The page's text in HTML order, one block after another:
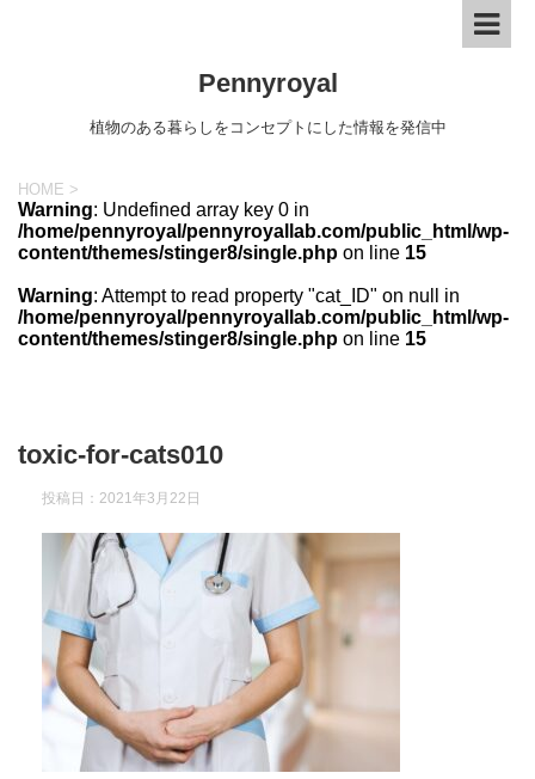
Pennyroyal
植物のある暮らしをコンセプトにした情報を発信中
HOME >
Warning: Undefined array key 0 in
/home/pennyroyal/pennyroyallab.com/public_html/wp-
content/themes/stinger8/single.php on line 15
Warning: Attempt to read property "cat_ID" on null in
/home/pennyroyal/pennyroyallab.com/public_html/wp-
content/themes/stinger8/single.php on line 15
toxic-for-cats010
投稿日： 2021年3月22日